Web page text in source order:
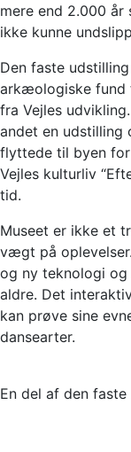
mere end 2.000
ikke kunne
Den faste
arkæologiske fund
fra Vejles
andet en udstilling
flyttede til byen
Vejles kulturliv
tid.
Museet er ikke et
vægt på
og ny teknologi
aldre. Det
kan prøve sine
dansearter.
En del af den